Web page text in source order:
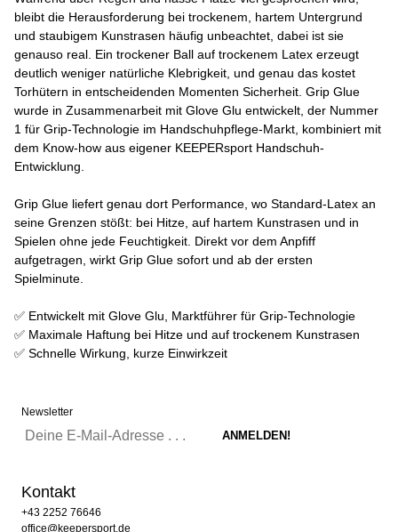
bleibt die Herausforderung bei trockenem, hartem Untergrund
und staubigem Kunstrasen häufig unbeachtet, dabei ist sie
genauso real. Ein trockener Ball auf trockenem Latex erzeugt
deutlich weniger natürliche Klebrigkeit, und genau das kostet
Torhütern in entscheidenden Momenten Sicherheit. Grip Glue
wurde in Zusammenarbeit mit Glove Glu entwickelt, der Nummer
1 für Grip-Technologie im Handschuhpflege-Markt, kombiniert mit
dem Know-how aus eigener KEEPERsport Handschuh-
Entwicklung.
Grip Glue liefert genau dort Performance, wo Standard-Latex an
seine Grenzen stößt: bei Hitze, auf hartem Kunstrasen und in
Spielen ohne jede Feuchtigkeit. Direkt vor dem Anpfiff
aufgetragen, wirkt Grip Glue sofort und ab der ersten
Spielminute.
✅ Entwickelt mit Glove Glu, Marktführer für Grip-Technologie
✅ Maximale Haftung bei Hitze und auf trockenem Kunstrasen
✅ Schnelle Wirkung, kurze Einwirkzeit
Newsletter
Kontakt
+43 2252 76646
office@keepersport.de